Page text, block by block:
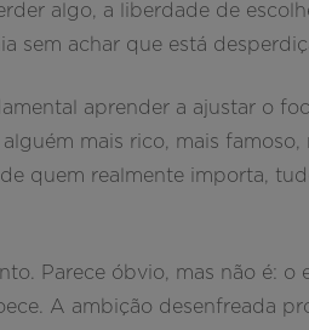
algo, a liberdade de
sem achar que está
aprender a ajustar o
mais rico, mais
quem realmente importa,
Parece óbvio, mas não é:
A ambição desenfreada